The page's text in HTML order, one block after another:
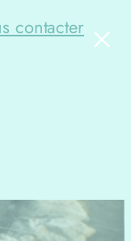
contacter ×